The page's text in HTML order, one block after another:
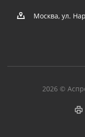
Москва, ул.
2026 ©